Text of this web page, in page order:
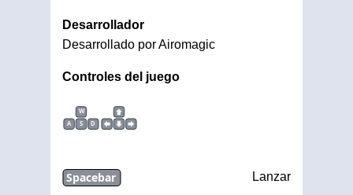
Desarrollador
Desarrollado por Airomagic
Controles del juego
W
A
S D
Spacebar Lanzar